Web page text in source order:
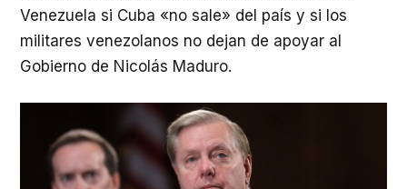
Venezuela si Cuba «no sale» del país y si los
militares venezolanos no dejan de apoyar al
Gobierno de Nicolás Maduro.